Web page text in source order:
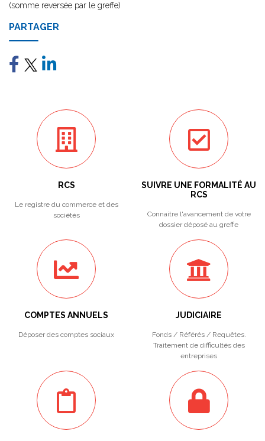
(somme reversée par le greffe)
PARTAGER
RCS
Le registre du commerce et des
sociétés
SUIVRE UNE FORMALITÉ AU
RCS
Connaitre l'avancement de votre
dossier déposé au greffe
COMPTES ANNUELS
Déposer des comptes sociaux
JUDICIAIRE
Fonds / Référés / Requêtes.
Traitement de difficultés des
entreprises